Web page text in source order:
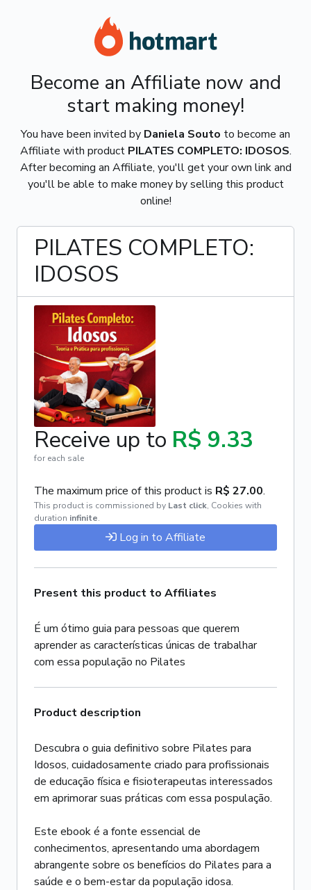
Become an Affiliate now and
start making money!
You have been invited by Daniela Souto to become an
Affiliate with product PILATES COMPLETO: IDOSOS.
After becoming an Affiliate, you'll get your own link and
you'll be able to make money by selling this product
online!
PILATES COMPLETO:
IDOSOS
Receive up to R$ 9.33
for each sale
The maximum price of this product is R$ 27.00.
This product is commissioned by Last click, Cookies with
duration infinite.
Log in to Affiliate
Present this product to Affiliates
É um ótimo guia para pessoas que querem
aprender as características únicas de trabalhar
com essa população no Pilates
Product description
Descubra o guia definitivo sobre Pilates para
Idosos, cuidadosamente criado para profissionais
de educação física e fisioterapeutas interessados
em aprimorar suas práticas com essa pospulação.
Este ebook é a fonte essencial de
conhecimentos, apresentando uma abordagem
abrangente sobre os benefícios do Pilates para a
saúde e o bem-estar da população idosa.